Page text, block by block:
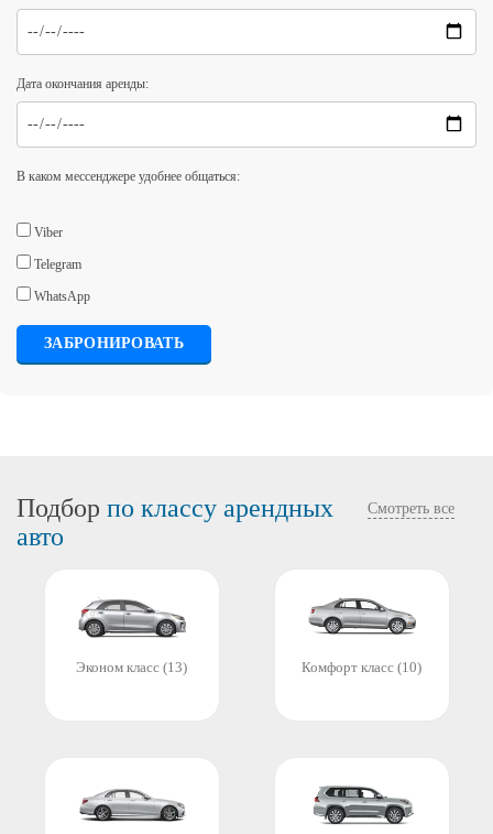
Дата окончания аренды:
В каком мессенджере удобнее общаться:
Viber
Telegram
WhatsApp
ЗАБРОНИРОВАТЬ
Смотреть все
Подбор по классу арендных
авто
Эконом класс (13) Комфорт класс (10)